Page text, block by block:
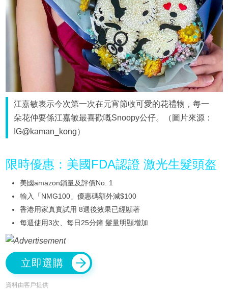
江嘉敏表示今次第一次在元宵節收可愛的花禮物，每一
朵花仲要係江嘉敏最喜歡嘅Snoopy公仔。（圖片來源：
IG@kaman_kong）
限時優惠：美國FDA認證 激光生髮頭盔
美國amazon鎖量及評價No. 1
輸入「NMG100」優惠碼額外減$100
香港用家真實試用 8週後效果已經顯著
每週使用3次、每日25分鐘 髮量明顯增加
立即選購
資料由客戶提供